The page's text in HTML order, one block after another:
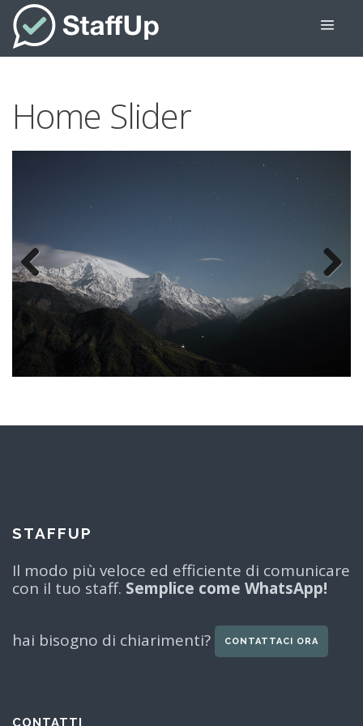
Home Slider
Previous Next
STAFFUP
Il modo più veloce ed efficiente di comunicare
con il tuo staff. Semplice come WhatsApp!
hai bisogno di chiarimenti? CONTATTACI ORA
CONTATTI